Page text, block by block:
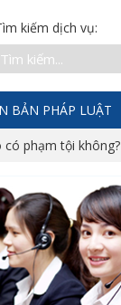
kiếm dịch vụ:
BẢN PHÁP LUẬT
phạm tội không?